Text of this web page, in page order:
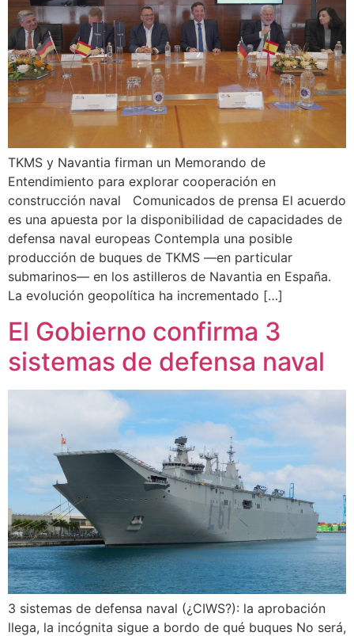
TKMS y Navantia firman un Memorando de
Entendimiento para explorar cooperación en
construcción naval Comunicados de prensa El acuerdo
es una apuesta por la disponibilidad de capacidades de
defensa naval europeas Contempla una posible
producción de buques de TKMS —en particular
submarinos— en los astilleros de Navantia en España.
La evolución geopolítica ha incrementado […]
El Gobierno confirma 3
sistemas de defensa naval
3 sistemas de defensa naval (¿CIWS?): la aprobación
llega, la incógnita sigue a bordo de qué buques No será,